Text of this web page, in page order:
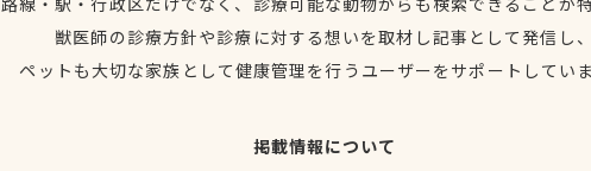
獣医師の診療方針や診療に対する想いを取材し記事として発信し
ペットも大切な家族として健康管理を行うユーザーをサポートしてい
掲載情報について